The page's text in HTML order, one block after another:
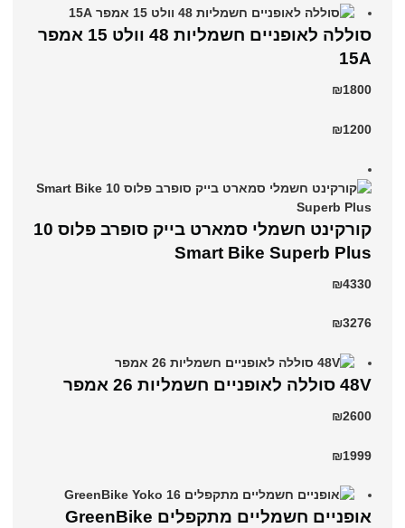
סוללה לאופניים חשמליות 48 וולט 15 אמפר
15A
₪1800
₪1200
קורקינט חשמלי סמארט בייק סופרב פלוס 10
Smart Bike Superb Plus
₪4330
₪3276
48V סוללה לאופניים חשמליות 26 אמפר
₪2600
₪1999
‏אופניים חשמליים ‏מתקפלים GreenBike